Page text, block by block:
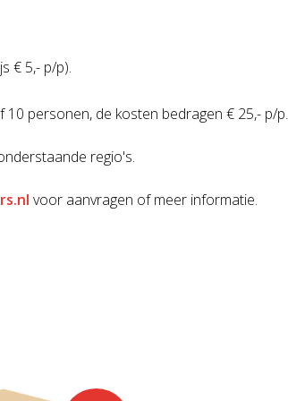
€ 5,- p/p).
10 personen, de kosten bedragen € 25,- p/p.
regio's.
voor aanvragen of meer informatie.